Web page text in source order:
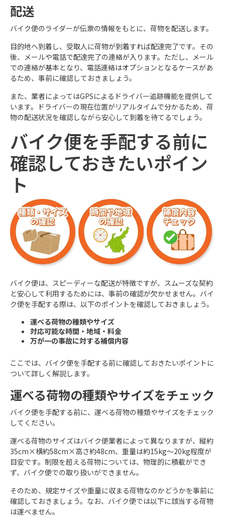
配送
バイク便のライダーが伝票の情報をもとに、荷物を配送します。
目的地へ到着し、受取人に荷物が到着すれば配達完了です。その
後、メールや電話で配達完了の連絡が入ります。ただし、メール
での連絡が基本となり、電話連絡はオプションとなるケースがあ
るため、事前に確認しておきましょう。
また、業者によってはGPSによるドライバー追跡機能を提供して
います。ドライバーの現在位置がリアルタイムで分かるため、荷
物の配送状況を確認しながら安心して到着を待てるでしょう。
バイク便を手配する前に
確認しておきたいポイン
ト
バイク便は、スピーディーな配送が特徴ですが、スムーズな契約
と安心して利用するためには、事前の確認が欠かせません。バイ
ク便を手配する際は、以下のポイントを確認しておきましょう。
運べる荷物の種類やサイズ
対応可能な時間・地域・料金
万が一の事故に対する補償内容
ここでは、バイク便を手配する前に確認しておきたいポイントに
ついて詳しく解説します。
運べる荷物の種類やサイズをチェック
バイク便を手配する前に、運べる荷物の種類やサイズをチェック
してください。
運べる荷物のサイズはバイク便業者によって異なりますが、縦約
35cm×横約58cm×高さ約48cm、重量は約15kg～20kg程度が
目安です。制限を超える荷物については、物理的に積載ができ
ず、バイク便での取り扱いができません。
そのため、規定サイズや重量に収まる荷物なのかどうかを事前に
確認しておきましょう。なお、バイク便では以下に該当する荷物
は運べません。